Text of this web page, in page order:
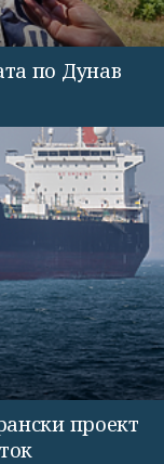
по Дунав
проект